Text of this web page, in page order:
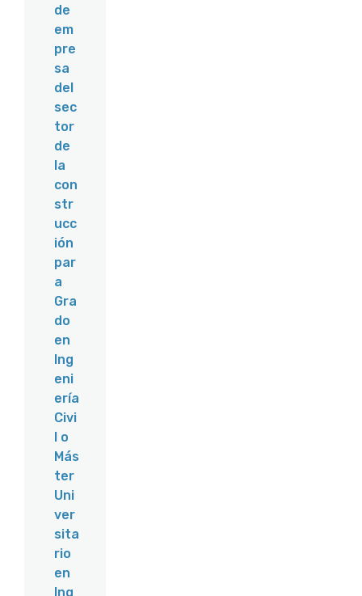
de
em
pre
sa
del
sec
tor
de
la
con
str
ucc
ión
par
a
Gra
do
en
Ing
eni
ería
Civi
l o
Más
ter
Uni
ver
sita
rio
en
Ing